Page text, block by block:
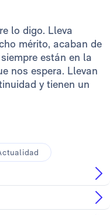
lo digo. Lleva
mérito, acaban de
están en la
nos espera. Llevan
y tienen un